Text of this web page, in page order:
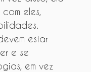
eles,
estar
e se
em vez